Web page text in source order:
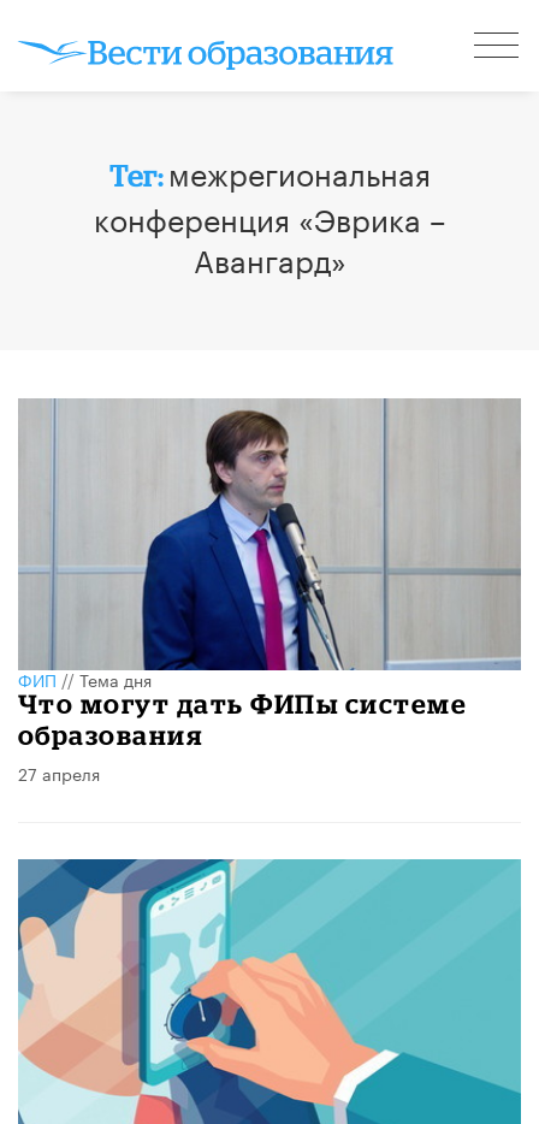
Тег: межрегиональная
конференция «Эврика –
Авангард»
ФИП//Тема дня
Что могут дать ФИПы системе
образования
27 апреля